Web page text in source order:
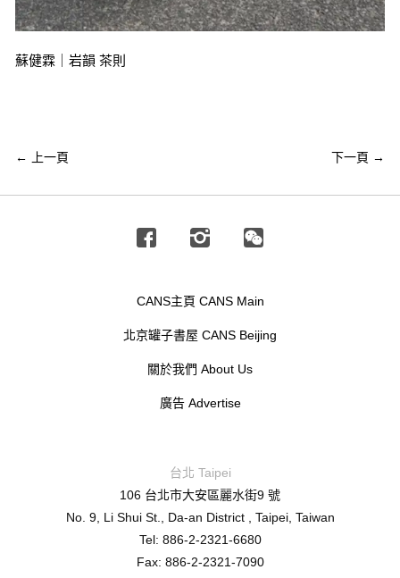
蘇健霖｜岩韻 茶則
← 上一頁 下一頁 →
Facebook Instagram
廣告 Advertise
關於我們 About Us
CANS主頁 CANS Main
北京罐子書屋 CANS Beijing
台北 Taipei
106 台北市大安區麗水街9 號
No. 9, Li Shui St., Da-an District , Taipei, Taiwan
Tel: 886-2-2321-6680
Fax: 886-2-2321-7090